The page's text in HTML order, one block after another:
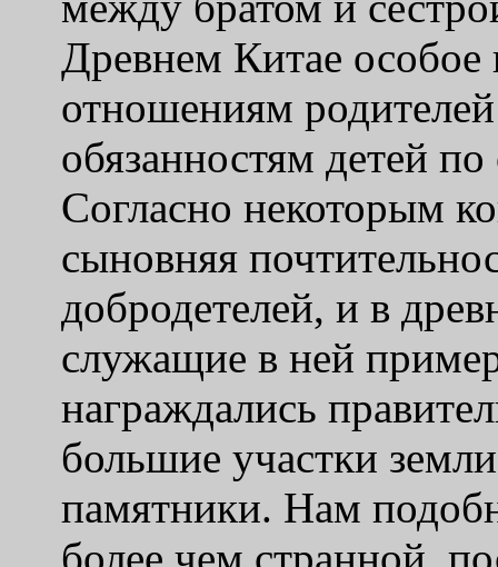
Древнем Китае особое
отношениям
обязанностям детей
Согласно некоторым
сыновняя
добродетелей, и в
служащие в ней
награждались
большие участки
памятники. Нам